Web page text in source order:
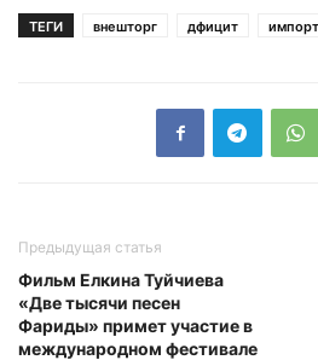
ТЕГИ внешторг дфицит импорт
Предыдущая статья
Фильм Елкина Туйчиева
«Две тысячи песен
Фариды» примет участие в
международном фестивале